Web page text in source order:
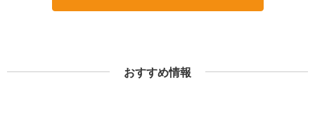
おすすめ情報